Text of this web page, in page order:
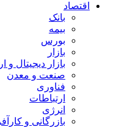
اقتصاد
بانک
بیمه
بورس
بازار
بازار دیجیتال و
صنعت و معدن
فناوری
ارتباطات
انرژی
بازرگانی و